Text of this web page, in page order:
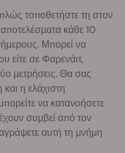
τοποθετήστε τη στον
κάθε 10
Μπορεί να
είτε σε Φαρενάιτ,
μετρήσεις. Θα σας
και η ελάχιστη
να κατανοήσετε
συμβεί από τον
αυτή τη μνήμη